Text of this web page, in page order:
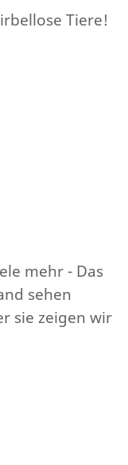
Tiere!
mehr - Das
sehen
sie zeigen wir